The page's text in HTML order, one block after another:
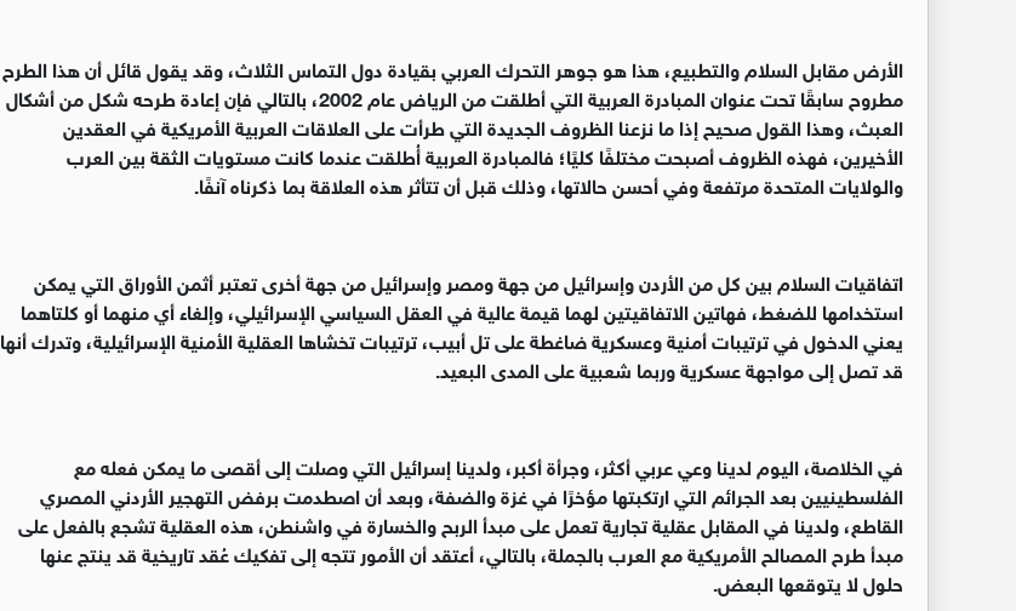
الأرض مقابل السلام والتطبيع، هذا هو جوهر التحرك العربي بقيادة دول التماس الثلاث، وقد يقول قائل أن هذا الطرح
مطروح سابقًا تحت عنوان المبادرة العربية التي أطلقت من الرياض عام 2002، بالتالي فإن إعادة طرحه شكل من أشكال
العبث، وهذا القول صحيح إذا ما نزعنا الظروف الجديدة التي طرأت على العلاقات العربية الأمريكية في العقدين
الأخيرين، فهذه الظروف أصبحت مختلفًا كليًا؛ فالمبادرة العربية أُطلقت عندما كانت مستويات الثقة بين العرب
والولايات المتحدة مرتفعة وفي أحسن حالاتها، وذلك قبل أن تتأثر هذه العلاقة بما ذكرناه آنفًا.
اتفاقيات السلام بين كل من الأردن وإسرائيل من جهة ومصر وإسرائيل من جهة أخرى تعتبر أثمن الأوراق التي يمكن
استخدامها للضغط، فهاتين الاتفاقيتين لهما قيمة عالية في العقل السياسي الإسرائيلي، وإلغاء أي منهما أو كلتاهما
يعني الدخول في ترتيبات أمنية وعسكرية ضاغطة على تل أبيب، ترتيبات تخشاها العقلية الأمنية الإسرائيلية، وتدرك أنها
قد تصل إلى مواجهة عسكرية وربما شعبية على المدى البعيد.
في الخلاصة، اليوم لدينا وعي عربي أكثر، وجرأة أكبر، ولدينا إسرائيل التي وصلت إلى أقصى ما يمكن فعله مع
الفلسطينيين بعد الجرائم التي ارتكبتها مؤخرًا في غزة والضفة، وبعد أن اصطدمت برفض التهجير الأردني المصري
القاطع، ولدينا في المقابل عقلية تجارية تعمل على مبدأ الربح والخسارة في واشنطن، هذه العقلية تشجع بالفعل على
مبدأ طرح المصالح الأمريكية مع العرب بالجملة، بالتالي، أعتقد أن الأمور تتجه إلى تفكيك عُقد تاريخية قد ينتج عنها
حلول لا يتوقعها البعض.